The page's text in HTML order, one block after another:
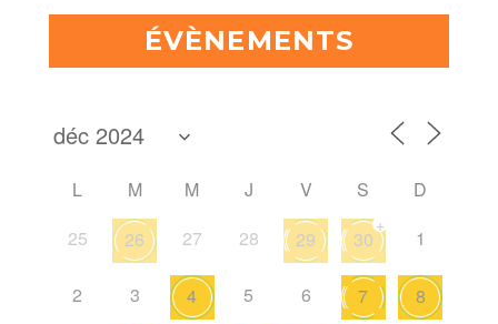
ÉVÈNEMENTS
L M M J V S
D
25
26 27 28 29 30
+
1
2 3 4 5 6 7 8